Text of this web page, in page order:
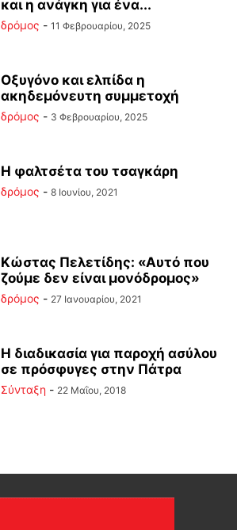
και η ανάγκη για ένα...
δρόμος - 11 Φεβρουαρίου, 2025
Οξυγόνο και ελπίδα η
ακηδεμόνευτη συμμετοχή
δρόμος - 3 Φεβρουαρίου, 2025
Η φαλτσέτα του τσαγκάρη
δρόμος - 8 Ιουνίου, 2021
Κώστας Πελετίδης: «Αυτό που
ζούμε δεν είναι μονόδρομος»
δρόμος - 27 Ιανουαρίου, 2021
Η διαδικασία για παροχή ασύλου
σε πρόσφυγες στην Πάτρα
Σύνταξη - 22 Μαΐου, 2018